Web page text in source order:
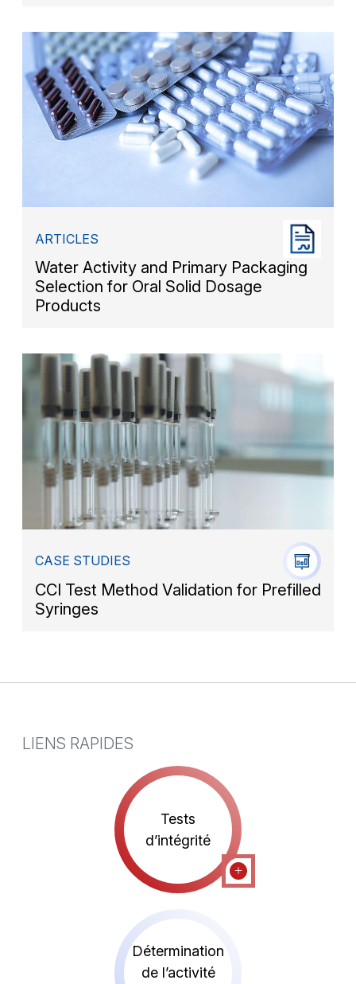
ARTICLES
Water Activity and Primary Packaging
Selection for Oral Solid Dosage
Products
CASE STUDIES
CCI Test Method Validation for Prefilled
Syringes
LIENS RAPIDES
Tests
d’intégrité
Détermination
de l’activité